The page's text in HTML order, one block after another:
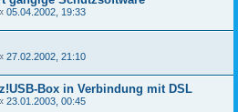
05.04.2002, 19:33
27.02.2002, 21:10
Box in Verbindung mit DSL
23.01.2003, 00:45